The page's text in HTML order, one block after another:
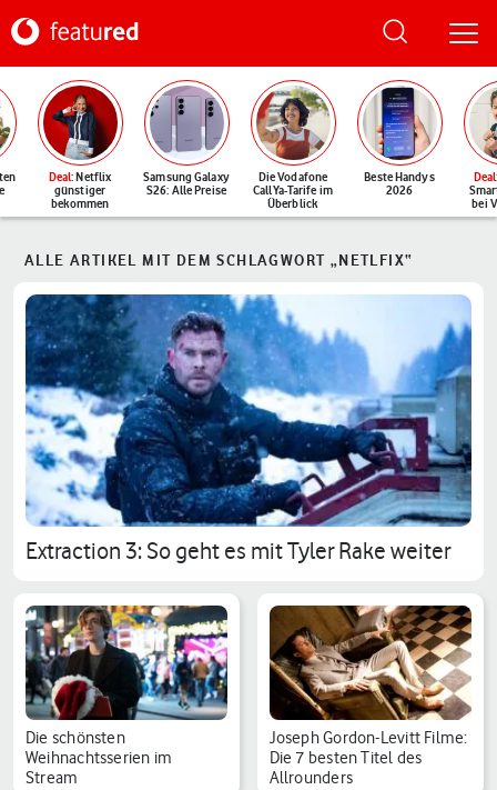
Deal: Netflix
günstiger
bekommen
Samsung Galaxy
S26: Alle Preise
Die Vodafone
CallYa-Tarife im
Überblick
Beste Handys
2026
Deal
bei
ALLE ARTIKEL MIT DEM SCHLAGWORT „NETLFIX“
Extraction 3: So geht es mit Tyler Rake weiter
Die schönsten
Weihnachtsserien im
Stream
Joseph Gordon-Levitt Filme:
Die 7 besten Titel des
Allrounders